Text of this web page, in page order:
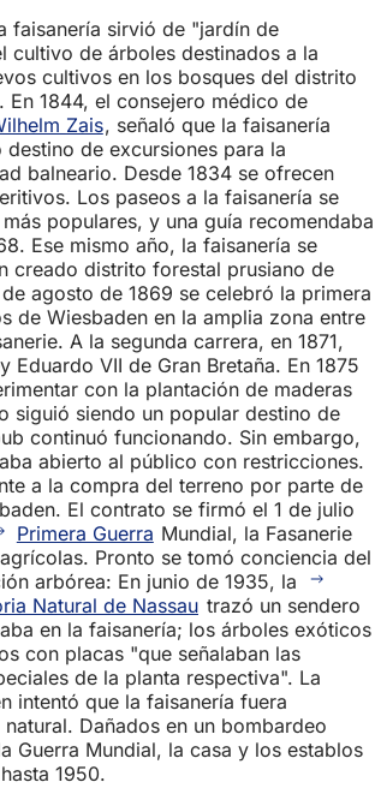
faisanería sirvió de "jardín de
cultivo de árboles destinados a la
cultivos en los bosques del distrito
En 1844, el consejero médico de
Zais, señaló que la faisanería
de excursiones para la
balneario. Desde 1834 se ofrecen
Los paseos a la faisanería se
populares, y una guía recomendaba
Ese mismo año, la faisanería se
creado distrito forestal prusiano de
agosto de 1869 se celebró la primera
de Wiesbaden en la amplia zona entre
A la segunda carrera, en 1871,
Eduardo VII de Gran Bretaña. En 1875
con la plantación de maderas
siguió siendo un popular destino de
continuó funcionando. Sin embargo,
abierto al público con restricciones.
a la compra del terreno por parte de
El contrato se firmó el 1 de julio
Primera Guerra Mundial, la Fasanerie
Pronto se tomó conciencia del
arbórea: En junio de 1935, la
Natural de Nassau trazó un sendero
en la faisanería; los árboles exóticos
con placas "que señalaban las
de la planta respectiva". La
intentó que la faisanería fuera
Dañados en un bombardeo
Guerra Mundial, la casa y los establos
1950.